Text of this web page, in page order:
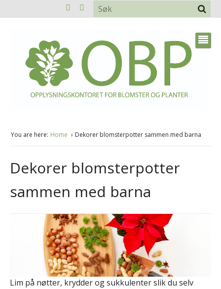
You are here: Home Dekorer blomsterpotter sammen med barna
Dekorer blomsterpotter
sammen med barna
Lim på nøtter, krydder og sukkulenter slik du selv